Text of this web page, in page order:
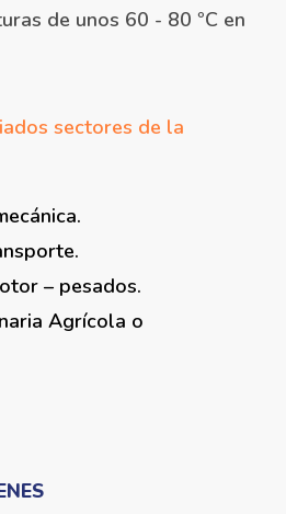
de unos 60 - 80 ºC en
sectores de la
– pesados.
Agrícola o